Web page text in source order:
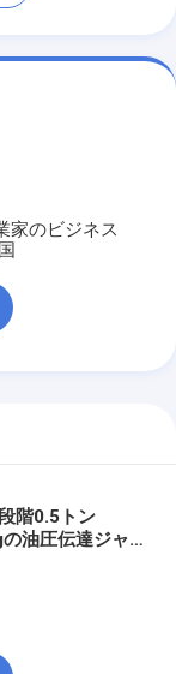
家のビジネス
階0.5トン
油圧伝達ジャ